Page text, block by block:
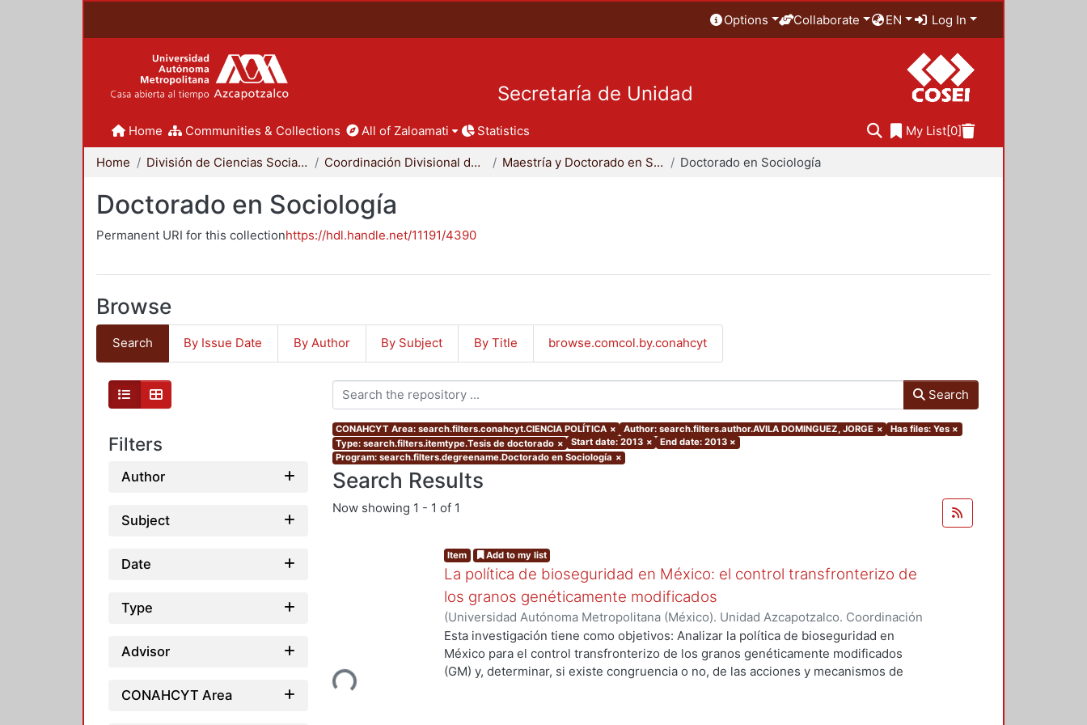
Options Collaborate EN Log In
Secretaría de Unidad
Home Communities & Collections All of Zaloamati Statistics My List[0]
Home División de Ciencias Sociales y Humanidades Coordinación Divisional de Posgrado Maestría y Doctorado en Sociología Doctorado en Sociología
Doctorado en Sociología
Permanent URI for this collectionhttps://hdl.handle.net/11191/4390
Browse
Search By Issue Date By Author By Subject By Title browse.comcol.by.conahcyt
Filters
Author
Subject
Date
Type
Advisor
CONAHCYT Area
Search
CONAHCYT Area: search.filters.conahcyt.CIENCIA POLÍTICA × Author: search.filters.author.AVILA DOMINGUEZ, JORGE × Has files: Yes ×
Type: search.filters.itemtype.Tesis de doctorado × Start date: 2013 × End date: 2013 ×
Program: search.filters.degreename.Doctorado en Sociología ×
Search Results
Now showing 1 - 1 of 1
Loading...
Item Add to my list
La política de bioseguridad en México: el control transfronterizo de
los granos genéticamente modificados
(Universidad Autónoma Metropolitana (México). Unidad Azcapotzalco. Coordinación
de Servicios de Información.,2013-10-30)AVILA DOMINGUEZ, JORGE
Esta investigación tiene como objetivos: Analizar la política de bioseguridad en
México para el control transfronterizo de los granos genéticamente modificados
(GM) y, determinar, si existe congruencia o no, de las acciones y mecanismos de